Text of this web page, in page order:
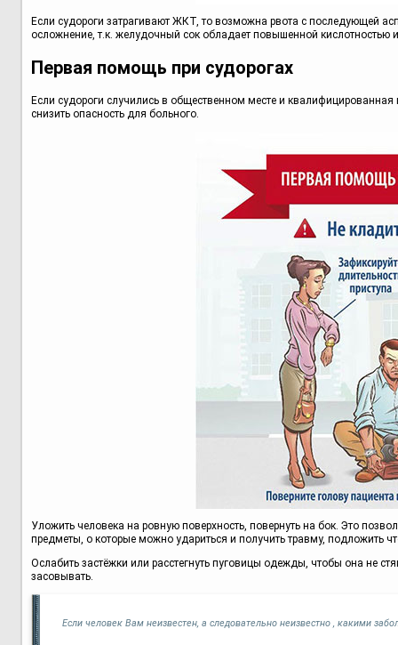
Если судороги затрагивают ЖКТ, то возможна рвота с последующей
осложнение, т.к. желудочный сок обладает повышенной кислотностью
Первая помощь при судорогах
Если судороги случились в общественном месте и
снизить опасность для больного.
Уложить человека на ровную поверхность, повернуть на бок. Это
предметы, о которые можно удариться и получить травму, подложить
Ослабить застёжки или расстегнуть пуговицы одежды, чтобы она не
засовывать.
Если человек Вам неизвестен, а следовательно неизвестно , какими